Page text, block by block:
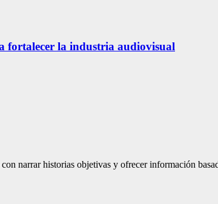
fortalecer la industria audiovisual
narrar historias objetivas y ofrecer información